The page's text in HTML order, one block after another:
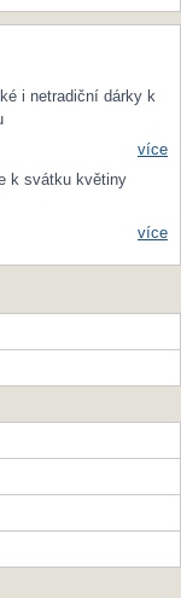
i netradiční dárky k
více
k svátku květiny
více